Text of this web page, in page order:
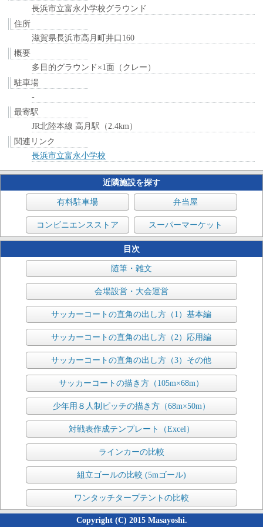
長浜市立富永小学校グラウンド
住所
滋賀県長浜市高月町井口160
概要
多目的グラウンド×1面（クレー）
駐車場
-
最寄駅
JR北陸本線 高月駅（2.4km）
関連リンク
長浜市立富永小学校
近隣施設を探す
有料駐車場 弁当屋
コンビニエンスストア スーパーマーケット
目次
随筆・雑文
会場設営・大会運営
サッカーコートの直角の出し方（1）基本編
サッカーコートの直角の出し方（2）応用編
サッカーコートの直角の出し方（3）その他
サッカーコートの描き方（105m×68m）
少年用８人制ピッチの描き方（68m×50m）
対戦表作成テンプレート（Excel）
ラインカーの比較
組立ゴールの比較 (5mゴール)
ワンタッチタープテントの比較
Copyright (C) 2015 Masayoshi.